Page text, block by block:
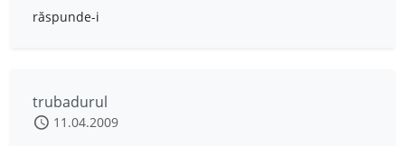
răspunde-i
trubadurul
11.04.2009